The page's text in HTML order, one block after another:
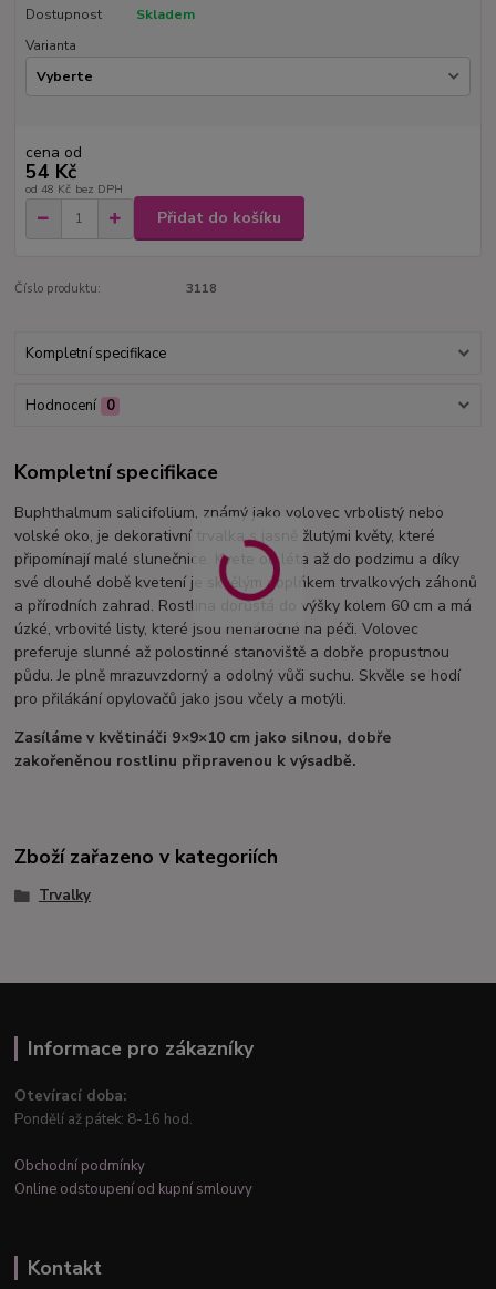
Dostupnost
Skladem
Varianta
cena od
54 Kč
od 48 Kč bez DPH
Přidat do košíku
Číslo produktu: 3118
Kompletní specifikace
Hodnocení 0
Kompletní specifikace
Buphthalmum salicifolium, známý jako volovec vrbolistý nebo
volské oko, je dekorativní trvalka s jasně žlutými květy, které
připomínají malé slunečnice. Kvete od léta až do podzimu a díky
své dlouhé době kvetení je skvělým doplňkem trvalkových záhonů
a přírodních zahrad. Rostlina dorůstá do výšky kolem 60 cm a má
úzké, vrbovité listy, které jsou nenáročné na péči. Volovec
preferuje slunné až polostinné stanoviště a dobře propustnou
půdu. Je plně mrazuvzdorný a odolný vůči suchu. Skvěle se hodí
pro přilákání opylovačů jako jsou včely a motýli.
Zasíláme v květináči 9×9×10 cm jako silnou, dobře
zakořeněnou rostlinu připravenou k výsadbě.
Zboží zařazeno v kategoriích
Trvalky
Informace pro zákazníky
Otevírací doba:
Pondělí až pátek: 8-16 hod.
Obchodní podmínky
Online odstoupení od kupní smlouvy
Kontakt